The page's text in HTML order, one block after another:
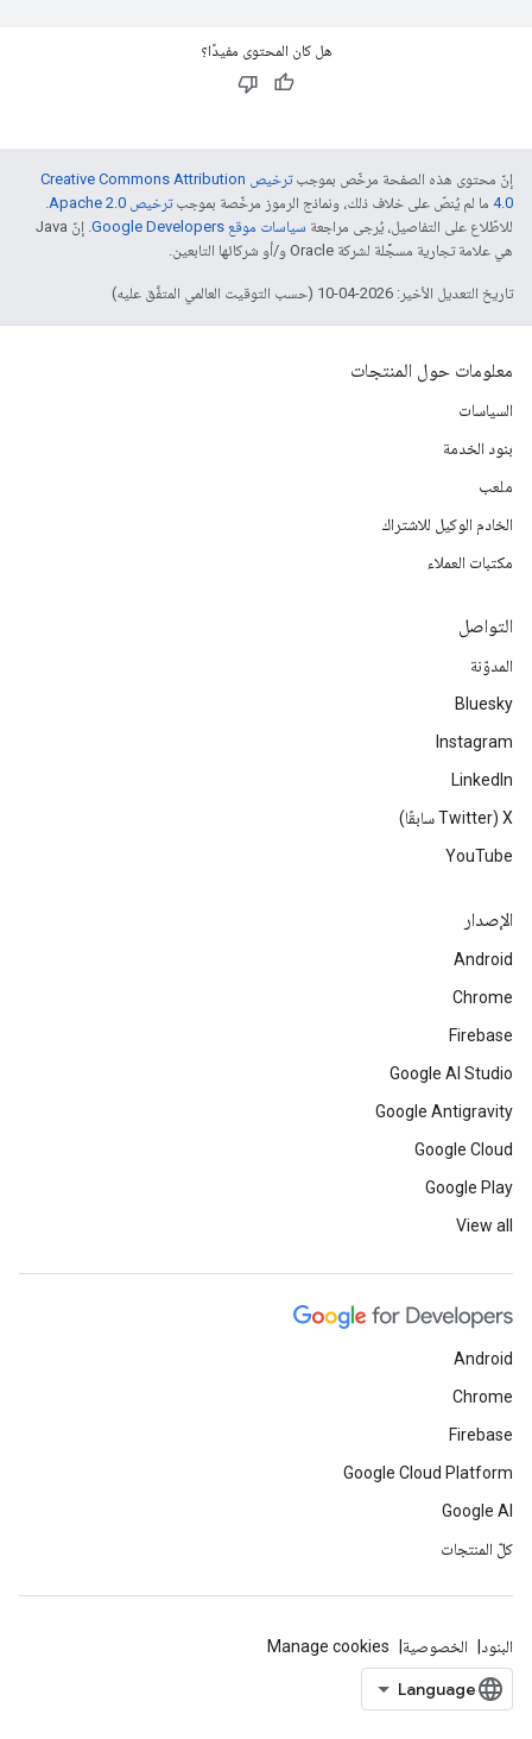
هل كان المحتوى مفيدًا؟
إنّ محتوى هذه الصفحة مرخّص بموجب
ترخيص Creative Commons Attribution
4.0‏ ما لم يُنصّ على خلاف ذلك، ونماذج الرموز مرخّصة بموجبترخيص Apache 2.0‏
.
للاطّلاع على التفاصيل، يُرجى مراجعة سياسات موقع Google Developers‏
. إنّ Java
هي علامة تجارية مسجَّلة لشركة Oracle و/أو شركائها التابعين.
تاريخ التعديل الأخير: 2026-04-10 (حسب التوقيت العالمي المتفَّق عليه)
معلومات حول المنتجات
السياسات
بنود الخدمة
ملعب
الخادم الوكيل للاشتراك
مكتبات العملاء
التواصل
المدوّنة
Bluesky
Instagram
LinkedIn
‫X ‏(Twitter سابقًا)
YouTube
الإصدار
Android
Chrome
Firebase
Google AI Studio
Google Antigravity
Google Cloud
Google Play
View all
Android
Chrome
Firebase
Google Cloud Platform
Google AI
كلّ المنتجات
البنود الخصوصية Manage cookies